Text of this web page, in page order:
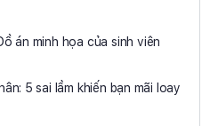
án minh họa của sinh viên
5 sai lầm khiến bạn mãi loay